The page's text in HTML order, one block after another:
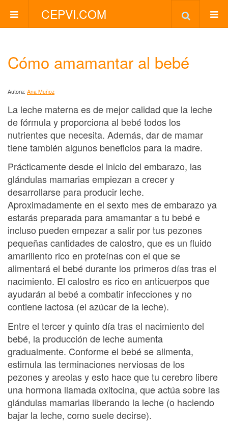
CEPVI.COM
Cómo amamantar al bebé
Autora: Ana Muñoz
La leche materna es de mejor calidad que la leche
de fórmula y proporciona al bebé todos los
nutrientes que necesita. Además, dar de mamar
tiene también algunos beneficios para la madre.
Prácticamente desde el inicio del embarazo, las
glándulas mamarias empiezan a crecer y
desarrollarse para producir leche.
Aproximadamente en el sexto mes de embarazo ya
estarás preparada para amamantar a tu bebé e
incluso pueden empezar a salir por tus pezones
pequeñas cantidades de calostro, que es un fluido
amarillento rico en proteínas con el que se
alimentará el bebé durante los primeros días tras el
nacimiento. El calostro es rico en anticuerpos que
ayudarán al bebé a combatir infecciones y no
contiene lactosa (el azúcar de la leche).
Entre el tercer y quinto día tras el nacimiento del
bebé, la producción de leche aumenta
gradualmente. Conforme el bebé se alimenta,
estimula las terminaciones nerviosas de los
pezones y areolas y esto hace que tu cerebro libere
una hormona llamada oxitocina, que actúa sobre las
glándulas mamarias liberando la leche (o haciendo
bajar la leche, como suele decirse).